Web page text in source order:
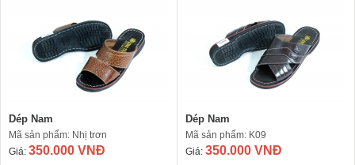
Dép Nam
Mã sản phẩm: Nhị trơn
Giá: 350.000 VNĐ
Dép Nam
Mã sản phẩm: K09
Giá: 350.000 VNĐ